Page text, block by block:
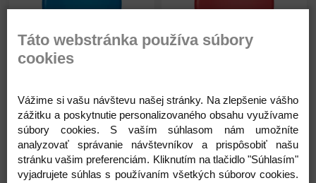
22,60 €
Na sklade
Detail
22,60 €
Na sklade
Detail
Táto webstránka používa súbory
cookies
Vážime si vašu návštevu našej stránky. Na zlepšenie vášho
zážitku a poskytnutie personalizovaného obsahu využívame
súbory cookies. S vaším súhlasom nám umožníte
analyzovať správanie návštevníkov a prispôsobiť našu
stránku vašim preferenciám. Kliknutím na tlačidlo "Súhlasím"
vyjadrujete súhlas s používaním všetkých súborov cookies.